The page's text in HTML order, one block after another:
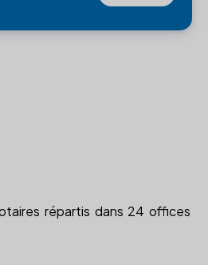
répartis dans 24 offices